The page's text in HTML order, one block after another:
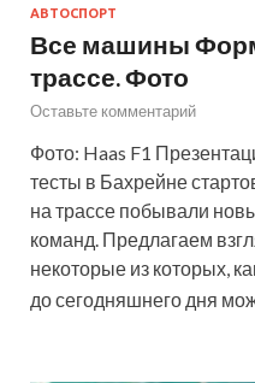
АВТОСПОРТ
Все машины
трассе. Фото
Оставьте комментарий
Фото: Haas F1
тесты в Бахрейне
на трассе побывали
команд. Предлагаем
некоторые из которых,
до сегодняшнего дня